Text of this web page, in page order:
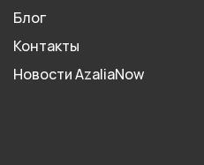
Блог
Контакты
Новости AzaliaNow